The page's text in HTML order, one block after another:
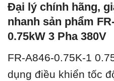
Đại lý chính hãng,
nhanh sản phẩm
0.75kW 3 Pha 380V
FR-A846-0.75K-1
dụng điều khiển tốc